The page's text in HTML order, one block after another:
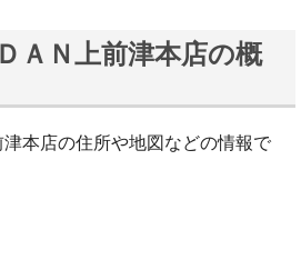
ＡＮ上前津本店の概
本店の住所や地図などの情報で